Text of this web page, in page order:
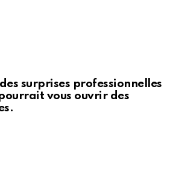
surprises professionnelles
vous ouvrir des